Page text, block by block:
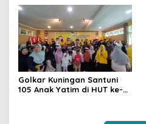
Golkar Kuningan Santuni
105 Anak Yatim di HUT ke-